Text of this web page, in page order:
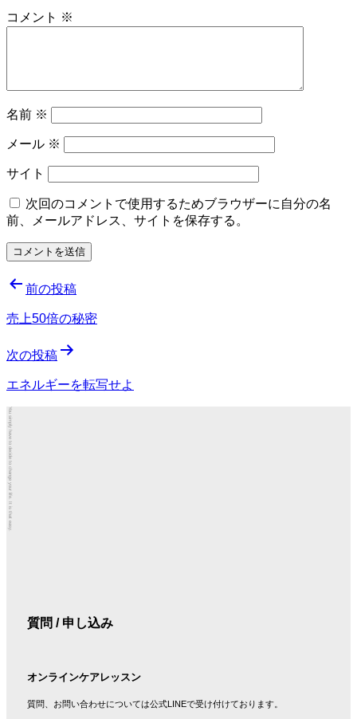
コメント ※
名前 ※
メール ※
サイト
次回のコメントで使用するためブラウザーに自分の名
前、メールアドレス、サイトを保存する。
投
稿
ビ
ゲ
ー
シ
ョ
ン
前の投稿
売上50倍の秘密
次の投稿
エネルギーを転写せよ
You simply have to decide to change your life. It is that easy.
質問 / 申し込み
オンラインケアレッスン
質問、お問い合わせについては公式LINEで受け付けております。